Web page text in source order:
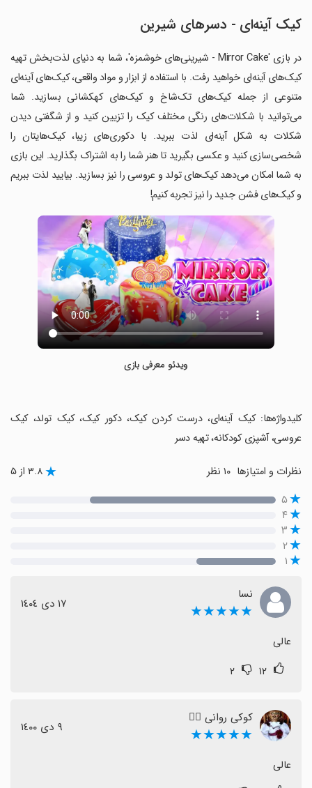
کیک آینه‌ای - دسرهای شیرین
در بازی 'Mirror Cake - شیرینی‌های خوشمزه'، شما به دنیای لذت‌بخش تهیه
کیک‌های آینه‌ای خواهید رفت. با استفاده از ابزار و مواد واقعی، کیک‌های آینه‌ای
متنوعی از جمله کیک‌های تک‌شاخ و کیک‌های کهکشانی بسازید. شما
می‌توانید با شکلات‌های رنگی مختلف کیک را تزیین کنید و از شگفتی دیدن
شکلات به شکل آینه‌ای لذت ببرید. با دکوری‌های زیبا، کیک‌هایتان را
شخصی‌سازی کنید و عکسی بگیرید تا هنر شما را به اشتراک بگذارید. این بازی
به شما امکان می‌دهد کیک‌های تولد و عروسی را نیز بسازید. بیایید لذت ببریم
و کیک‌های فشن جدید را نیز تجربه کنیم!
ویدئو معرفی بازی
‏کلیدواژه‌ها: کیک آینه‌ای، درست کردن کیک، دکور کیک، کیک تولد، کیک
عروسی، آشپزی کودکانه، تهیه دسر
نظرات و امتیازها ۳.۸ از ۵
۵
۴
۳
۲
۱
نسا
★★★★★ ١٧ دی ١٤٠٤
عالی
۱۲ ۲
کوکی روانی ❤️‍🔥
★★★★★ ٩ دی ١٤٠٠
عالی